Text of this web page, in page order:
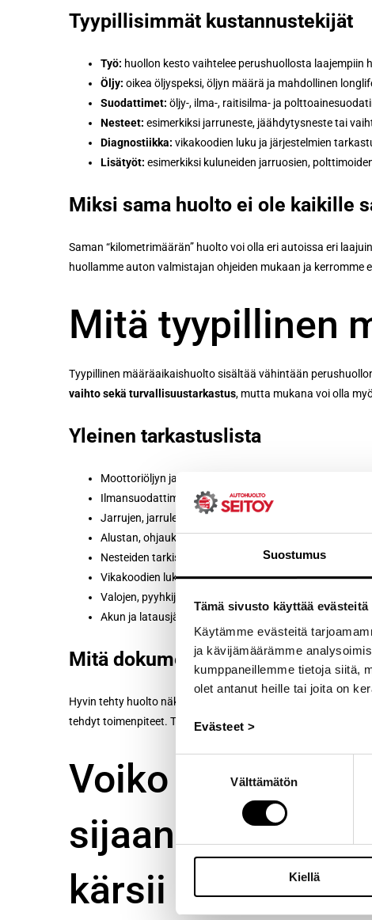
Suostumus
Tämä sivusto käyttää evästeitä
Käytämme evästeitä
ja kävijämäärämme
kumppaneillemme tietoja siitä,
olet antanut heille tai joita on
Evästeet >
Välttämätön
Kiellä
Tyypillisimmät kustannustekijät
Työ: huollon kesto vaihtelee perushuollosta laajempiin
Öljy: oikea öljyspeksi, öljyn määrä ja mahdollinen
Suodattimet: öljy-, ilma-, raitisilma- ja
Nesteet: esimerkiksi jarruneste, jäähdytysneste tai
Diagnostiikka: vikakoodien luku ja järjestelmien
Lisätyöt: esimerkiksi kuluneiden jarruosien,
Miksi sama huolto ei ole kaikille
Saman “kilometrimäärän” huolto voi olla eri autoissa eri
huollamme auton valmistajan ohjeiden mukaan ja
Mitä tyypillinen
Tyypillinen määräaikaishuolto sisältää vähintään
vaihto sekä turvallisuustarkastus, mutta mukana voi olla
Yleinen tarkastuslista
Moottoriöljyn ja öljynsuodattimen vaihto
Ilmansuodattimen ja raitisilmasuodattimen tarkastus
Jarrujen, jarruletkujen ja jarrunesteen tarkastus (ja
Alustan, ohjauksen ja nivelten tarkastus
Nesteiden tarkistus ja täydennys (jäähdytysneste,
Vikakoodien luku ja huoltomuistuttimen nollaus, kun
Valojen, pyyhkijöiden ja näkyvien vuotojen tarkastus
Akun ja latausjärjestelmän peruskuntoarvio
Mitä dokumentointi tarkoittaa
Hyvin tehty huolto näkyy merkintänä huoltokirjassa tai
tehdyt toimenpiteet. Tämä on tärkeää takuun ja myöhemmän
Voiko
sijaan
kärsii